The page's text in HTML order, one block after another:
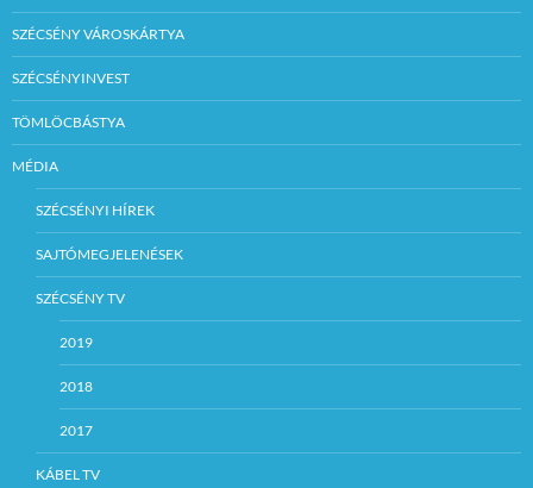
SZÉCSÉNY VÁROSKÁRTYA
SZÉCSÉNYINVEST
TÖMLÖCBÁSTYA
MÉDIA
SZÉCSÉNYI HÍREK
SAJTÓMEGJELENÉSEK
SZÉCSÉNY TV
2019
2018
2017
KÁBEL TV